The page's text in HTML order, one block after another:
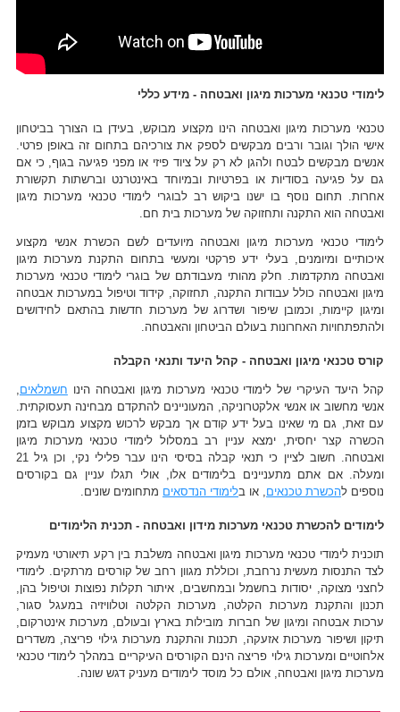
לימודי טכנאי מערכות מיגון ואבטחה - מידע כללי
טכנאי מערכות מיגון ואבטחה הינו מקצוע מבוקש, בעידן בו הצורך בביטחון
אישי הולך וגובר ורבים מבקשים לספק את צורכיהם בתחום זה באופן פרטי.
אנשים מבקשים לבטח ולהגן לא רק על ציוד פיזי או מפני פגיעה בגוף, כי אם
גם על פגיעה בסודיות או בפרטיות ובמיוחד באינטרנט וברשתות תקשורת
אחרות. תחום נוסף בו ישנו ביקוש רב לבוגרי לימודי טכנאי מערכות מיגון
ואבטחה הוא התקנה ותחזוקה של מערכות בית חם.
לימודי טכנאי מערכות מיגון ואבטחה מיועדים לשם הכשרת אנשי מקצוע
איכותיים ומיומנים, בעלי ידע פרקטי ומעשי בתחום התקנת מערכות מיגון
ואבטחה מתקדמות. חלק מהותי מעבודתם של בוגרי לימודי טכנאי מערכות
מיגון ואבטחה כולל עבודות התקנה, תחזוקה, קידוד וטיפול במערכות אבטחה
ומיגון קיימות, וכמובן שיפור ושדרוג של מערכות חדשות בהתאם לחידושים
ולהתפתחויות האחרונות בעולם הביטחון והאבטחה.
קורס טכנאי מיגון ואבטחה - קהל היעד ותנאי הקבלה
קהל היעד העיקרי של לימודי טכנאי מערכות מיגון ואבטחה הינו חשמלאים
אנשי מחשוב או אנשי אלקטרוניקה, המעוניינים להתקדם מבחינה תעסוקתית.
עם זאת, גם מי שאינו בעל ידע קודם אך מבקש לרכוש מקצוע מבוקש בזמן
הכשרה קצר יחסית, ימצא עניין רב במסלול לימודי טכנאי מערכות מיגון
ואבטחה. חשוב לציין כי תנאי קבלה בסיסי הינו עבר פלילי נקי, וכן גיל 21
ומעלה. אם אתם מתעניינים בלימודים אלו, אולי תגלו עניין גם בקורסים
נוספים להכשרת טכנאים , או בלימודי הנדסאים מתחומים שונים.
לימודים להכשרת טכנאי מערכות מידון ואבטחה - תכנית הלימודים
תוכנית לימודי טכנאי מערכות מיגון ואבטחה משלבת בין רקע תיאורטי מעמיק
לצד התנסות מעשית נרחבת, וכוללת מגוון רחב של קורסים מרתקים. לימודי
לחצני מצוקה, יסודות בחשמל ובמחשבים, איתור תקלות נפוצות וטיפול בהן,
תכנון והתקנת מערכות הקלטה, מערכות הקלטה וטלוויזיה במעגל סגור,
ערכות אבטחה ומיגון של חברות מובילות בארץ ובעולם, מערכות אינטרקום,
תיקון ושיפור מערכות אזעקה, תכנות והתקנת מערכות גילוי פריצה, משדרים
אלחוטיים ומערכות גילוי פריצה הינם הקורסים העיקריים במהלך לימודי טכנאי
מערכות מיגון ואבטחה, אולם כל מוסד לימודים מעניק דגש שונה.